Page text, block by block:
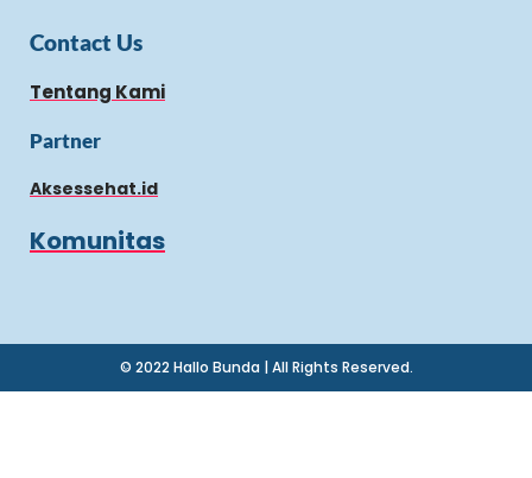
Contact Us
Tentang Kami
Partner
Aksessehat.id
Komunitas
© 2022 Hallo Bunda | All Rights Reserved.